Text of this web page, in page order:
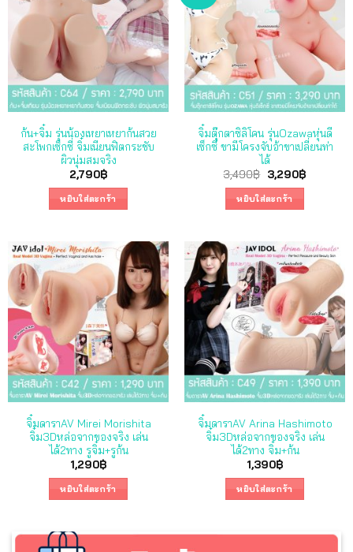
ก้น+จิ๋ม รุ่นน้องเหยาเหยาก้นสวย
สะโพกเซ็กซี่ จิ๋มเนียนฟิตกระชับ
ผิวนุ่มสมจริง
2,790฿
หยิบใส่ตะกร้า
จิ๋มตุ๊กตาซิลิโคน รุ่นOzawaหุ่นดี
เซ็กซี่ ขามีโครงจับอ้าขาเปลี่ยนท่า
ได้
3,490฿ Original
price
was:
3,490฿.
3,290฿Current
หยิบใส่ตะกร้า
จิ๋มดาราAV Mirei Morishita
จิ๋ม3Dหล่อจากของจริง เล่น
ได้2ทาง รูจิ๋ม+รูก้น
1,290฿
หยิบใส่ตะกร้า
จิ๋มดาราAV Arina Hashimoto
จิ๋ม3Dหล่อจากของจริง เล่น
ได้2ทาง จิ๋ม+ก้น
1,390฿
หยิบใส่ตะกร้า